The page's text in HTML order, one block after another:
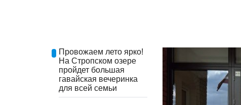
Провожаем лето ярко!
На Стропском озере
пройдет большая
гавайская вечеринка
для всей семьи